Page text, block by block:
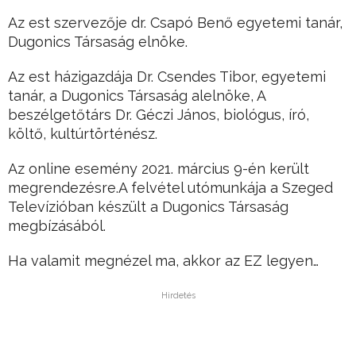
Az est szervezője dr. Csapó Benő egyetemi tanár,
Dugonics Társaság elnöke.
Az est házigazdája Dr. Csendes Tibor, egyetemi
tanár, a Dugonics Társaság alelnöke, A
beszélgetőtárs Dr. Géczi János, biológus, író,
költő, kultúrtörténész.
Az online esemény 2021. március 9-én került
megrendezésre.A felvétel utómunkája a Szeged
Televízióban készült a Dugonics Társaság
megbízásából.
Ha valamit megnézel ma, akkor az EZ legyen…
Hirdetés